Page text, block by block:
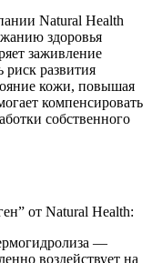
Natural Health
здоровья
заживление
риск развития
кожи, повышая
компенсировать
собственного
от Natural Health:
—
воздействует на